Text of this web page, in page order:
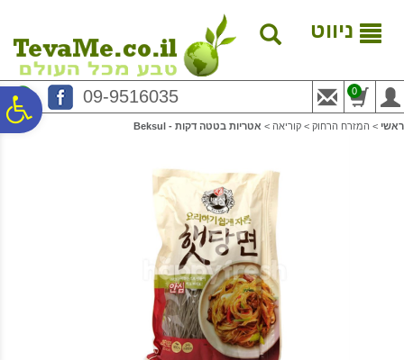
נגישות
המרכזי
ניווט
09-9516035 0
ראשי > המזרח הרחוק > קוריאה > אטריות בטטה דקות - Beksul